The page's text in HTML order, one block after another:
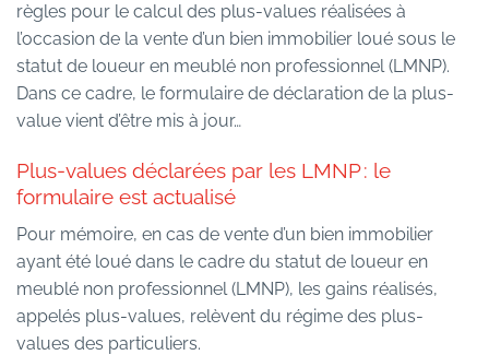
règles pour le calcul des plus-values réalisées à
l’occasion de la vente d’un bien immobilier loué sous le
statut de loueur en meublé non professionnel (LMNP).
Dans ce cadre, le formulaire de déclaration de la plus-
value vient d’être mis à jour…
Plus-values déclarées par les LMNP : le
formulaire est actualisé
Pour mémoire, en cas de vente d’un bien immobilier
ayant été loué dans le cadre du statut de loueur en
meublé non professionnel (LMNP), les gains réalisés,
appelés plus-values, relèvent du régime des plus-
values des particuliers.